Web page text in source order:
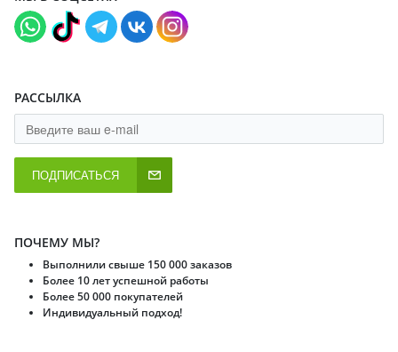
РАССЫЛКА
ПОДПИСАТЬСЯ
ПОЧЕМУ МЫ?
Выполнили свыше 150 000 заказов
Более 10 лет успешной работы
Более 50 000 покупателей
Индивидуальный подход!